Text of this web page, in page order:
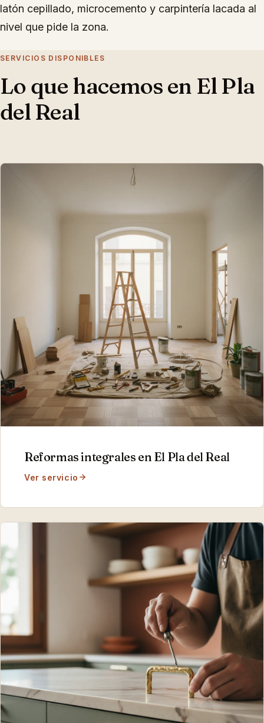
latón cepillado, microcemento y carpintería lacada al
nivel que pide la zona.
SERVICIOS DISPONIBLES
Lo que hacemos en El Pla
del Real
Reformas integrales en El Pla del Real
Ver servicio